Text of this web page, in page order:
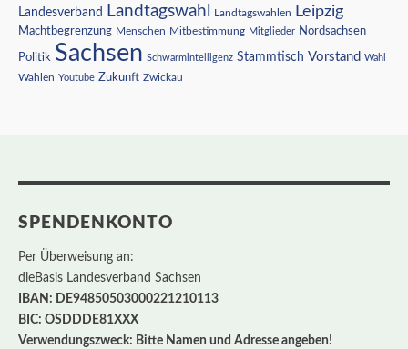
Landesverband Landtagswahl Landtagswahlen Leipzig
Machtbegrenzung Menschen Mitbestimmung Mitglieder Nordsachsen
Politik Sachsen Schwarmintelligenz Stammtisch Vorstand Wahl
Wahlen Youtube Zukunft Zwickau
SPENDENKONTO
Per Überweisung an:
dieBasis Landesverband Sachsen
IBAN: DE94850503000221210113
BIC: OSDDDE81XXX
Verwendungszweck: Bitte Namen und Adresse angeben!